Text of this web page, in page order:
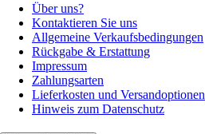
Über uns?
Kontaktieren Sie uns
Allgemeine Verkaufsbedingungen
Rückgabe & Erstattung
Impressum
Zahlungsarten
Lieferkosten und Versandoptionen
Hinweis zum Datenschutz